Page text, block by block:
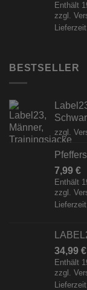
Enthält
zzgl.
BESTSELLER
zzgl.
7,99 €
Enthält
zzgl.
34,99 €
Enthält
zzgl.